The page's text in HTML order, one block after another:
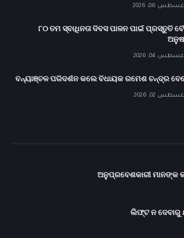
06, 2026
୮୦ ତମ ସ୍ବାଧିନତା ଦିବସ ପାଳନ ପାଇଁ ପ୍ରସ୍ତୁତି
04, 2026
ବନ୍ୟାଞ୍ଚଳ ପରିଦର୍ଶନ କଲେ ବିଧାୟକ ରମେଶ ଚନ୍ଦ୍ର
02, 2026
ଅନୁପ୍ରବେଶକାରୀ ମାନଙ୍କ
ଲିଫ୍ଟ ନ ଦେବାରୁ